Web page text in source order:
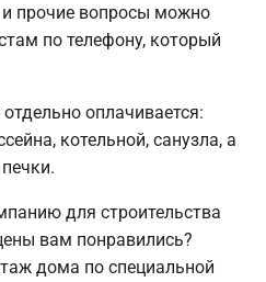
прочие вопросы можно
по телефону, который
оплачивается:
котельной, санузла, а
для строительства
вам понравились?
дома по специальной